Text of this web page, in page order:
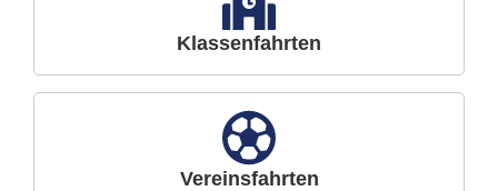
Klassenfahrten
Vereinsfahrten